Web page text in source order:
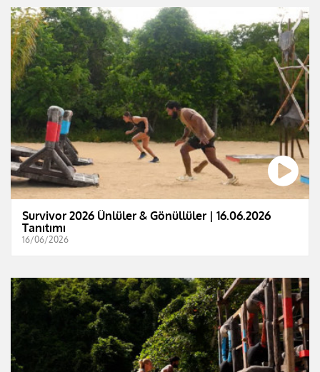
Survivor 2026 Ünlüler & Gönüllüler | 16.06.2026
Tanıtımı
16/06/2026